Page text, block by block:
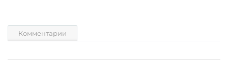
Комментарии